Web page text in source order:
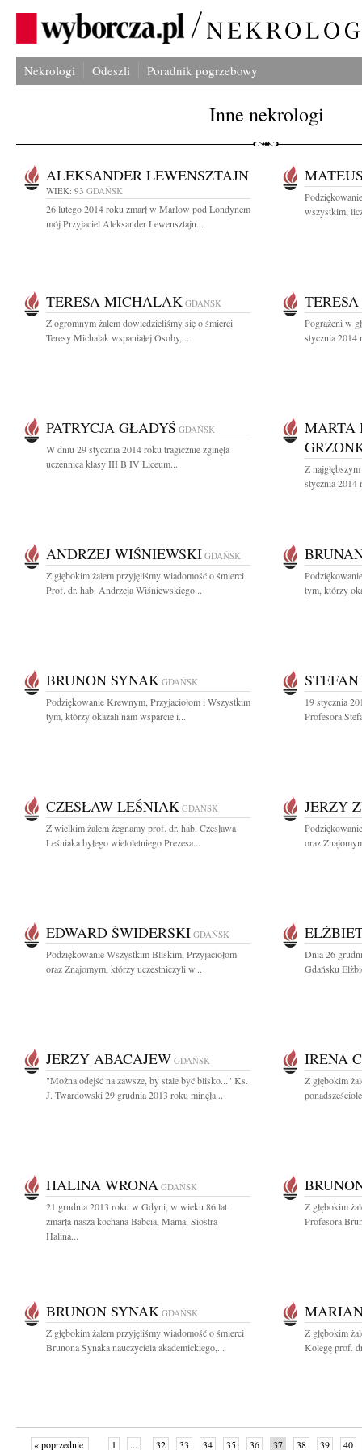
Nekrologi Odeszli Poradnik pogrzebowy
Inne nekrologi
ALEKSANDER LEWENSZTAJN
WIEK: 93 GDAŃSK
26 lutego 2014 roku zmarł w Marlow pod Londynem
mój Przyjaciel Aleksander Lewensztajn...
wszystkim,
TERESA MICHALAK GDAŃSK
Z ogromnym żalem dowiedzieliśmy się o śmierci
Teresy Michalak wspaniałej Osoby,...
Pogrążeni w
stycznia 2014
PATRYCJA GŁADYŚ GDAŃSK
W dniu 29 stycznia 2014 roku tragicznie zginęła
uczennica klasy III B IV Liceum...
MARTA
Z
stycznia 2014
ANDRZEJ WIŚNIEWSKI GDAŃSK
Z głębokim żalem przyjęliśmy wiadomość o śmierci
Prof. dr. hab. Andrzeja Wiśniewskiego...
tym, którzy
BRUNON SYNAK GDAŃSK
Podziękowanie Krewnym, Przyjaciołom i Wszystkim
tym, którzy okazali nam wsparcie i...
19 stycznia
Profesora
CZESŁAW LEŚNIAK GDAŃSK
Z wielkim żalem żegnamy prof. dr. hab. Czesława
Leśniaka byłego wieloletniego Prezesa...
JERZY
oraz
EDWARD ŚWIDERSKI GDAŃSK
Podziękowanie Wszystkim Bliskim, Przyjaciołom
oraz Znajomym, którzy uczestniczyli w...
Dnia 26
Gdańsku
JERZY ABACAJEW GDAŃSK
"Można odejść na zawsze, by stale być blisko..." Ks.
J. Twardowski 29 grudnia 2013 roku minęła...
IRENA
Z głębokim
HALINA WRONA GDAŃSK
21 grudnia 2013 roku w Gdyni, w wieku 86 lat
zmarła nasza kochana Babcia, Mama, Siostra
Halina...
Z głębokim
Profesora
BRUNON SYNAK GDAŃSK
Z głębokim żalem przyjęliśmy wiadomość o śmierci
Brunona Synaka nauczyciela akademickiego,...
Z głębokim
Kolegę prof.
« poprzednie 1 ... 32 33 34 35 36 37 38 39 40